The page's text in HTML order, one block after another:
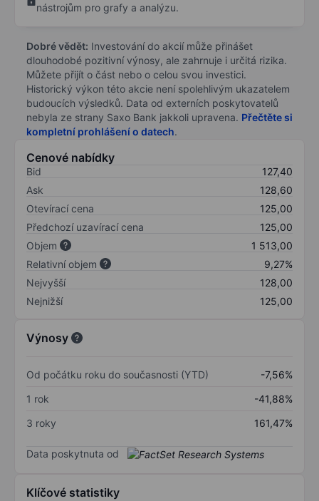
nástrojům pro grafy a analýzu.
Dobré vědět: Investování do akcií může přinášet
dlouhodobé pozitivní výnosy, ale zahrnuje i určitá rizika.
Můžete přijít o část nebo o celou svou investici.
Historický výkon této akcie není spolehlivým ukazatelem
budoucích výsledků. Data od externích poskytovatelů
nebyla ze strany Saxo Bank jakkoli upravena. Přečtěte si
kompletní prohlášení o datech.
Cenové nabídky
Bid
127,40
Ask
128,60
Otevírací cena
125,00
Předchozí uzavírací cena
125,00
Objem
1 513,00
Relativní objem
9,27%
Nejvyšší
128,00
Nejnižší
125,00
Výnosy
Od počátku roku do současnosti (YTD)
-7,56%
1 rok
-41,88%
3 roky
161,47%
Data poskytnuta od
Klíčové statistiky